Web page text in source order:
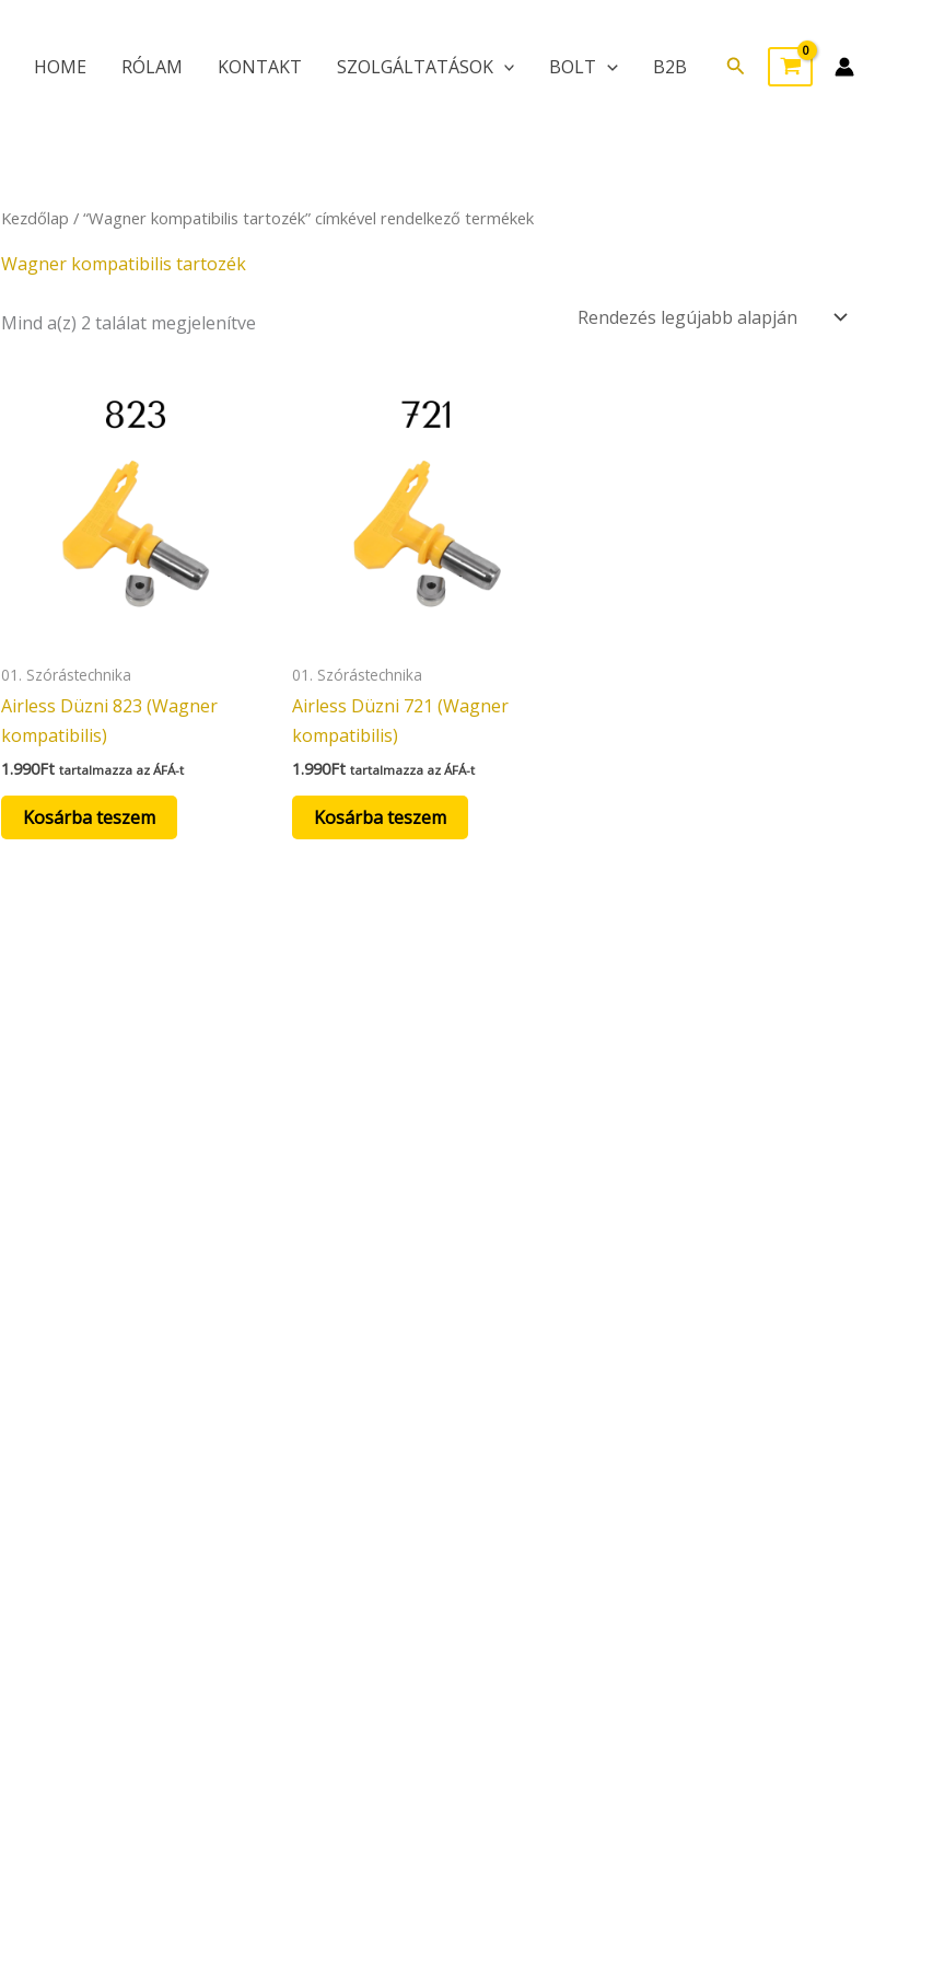
HOME RÓLAM KONTAKT SZOLGÁLTATÁSOK BOLT B2B Search
Kezdőlap / “Wagner kompatibilis tartozék” címkével rendelkező termékek
Wagner kompatibilis tartozék
Mind a(z) 2 találat megjelenítve
01. Szórástechnika
Airless Düzni 823 (Wagner
kompatibilis)
1.990Ft tartalmazza az ÁFÁ-t
Kosárba teszem
01. Szórástechnika
Airless Düzni 721 (Wagner
kompatibilis)
1.990Ft tartalmazza az ÁFÁ-t
Kosárba teszem